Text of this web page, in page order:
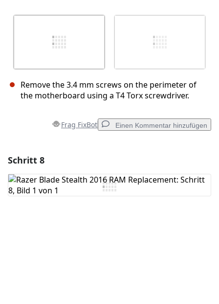
Remove the 3.4 mm screws on the perimeter of
the motherboard using a T4 Torx screwdriver.
Frag FixBot Einen Kommentar hinzufügen
Kommentar hinzufügen
Schritt 8